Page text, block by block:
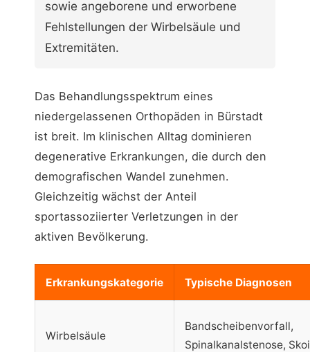
sowie angeborene und erworbene
Fehlstellungen der Wirbelsäule und
Extremitäten.
Das Behandlungsspektrum eines
niedergelassenen Orthopäden in Bürstadt
ist breit. Im klinischen Alltag dominieren
degenerative Erkrankungen, die durch den
demografischen Wandel zunehmen.
Gleichzeitig wächst der Anteil
sportassoziierter Verletzungen in der
aktiven Bevölkerung.
Erkrankungskategorie Typische Diagnosen
Wirbelsäule
Bandscheibenvorfall,
Spinalkanalstenose,